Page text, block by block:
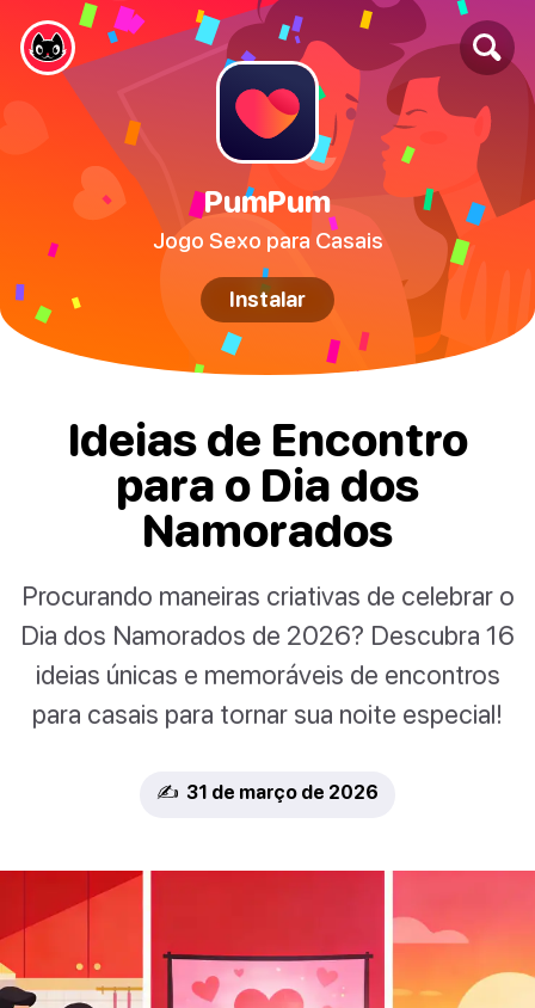
PumPum
Jogo Sexo para Casais
Instalar
Ideias de Encontro
para o Dia dos
Namorados
Procurando maneiras criativas de celebrar o
Dia dos Namorados de 2026? Descubra 16
ideias únicas e memoráveis de encontros
para casais para tornar sua noite especial!
✍️ 31 de março de 2026